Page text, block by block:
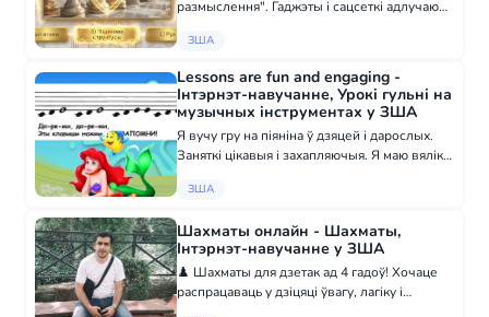
размыслення". Гаджэты і сацсеткі адлучаюць
цікавіцца, баіцца памылак і чакае гатовых
ЗША
Lessons are fun and engaging -
Інтэрнэт-навучанне, Урокі гульні на
музычных інструментах у ЗША
Я вучу гру на піяніна ў дзяцей і дарослых.
Заняткі цікавыя і захапляючыя. Я маю вялікі
+37367708870
ЗША
Шахматы онлайн - Шахматы,
Інтэрнэт-навучанне у ЗША
♟️ Шахматы для дзетак ад 4 гадоў! Хочаце
распрацаваць у дзіцяці ўвагу, лагіку і